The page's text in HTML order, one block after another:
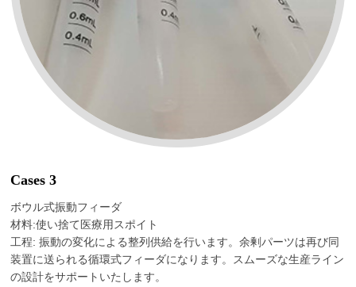
Cases 3
ボウル式振動フィーダ
材料:使い捨て医療用スポイト
工程: 振動の変化による整列供給を行います。余剰パーツは再び同
装置に送られる循環式フィーダになります。スムーズな生産ライン
の設計をサポートいたします。